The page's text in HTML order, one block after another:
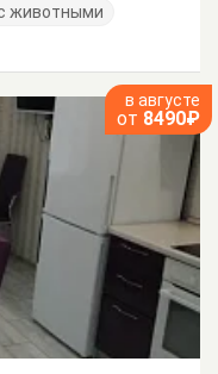
животными
в августе
от 8490₽